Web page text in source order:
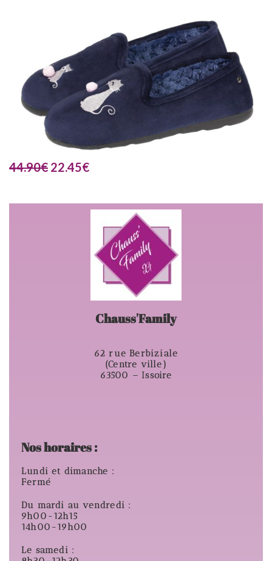
44.90€ 22.45€
Chauss'Family
62 rue Berbiziale
(Centre ville)
63500 – Issoire
Nos horaires :
Lundi et dimanche :
Fermé
Du mardi au vendredi :
9h00-12h15
14h00-19h00
Le samedi :